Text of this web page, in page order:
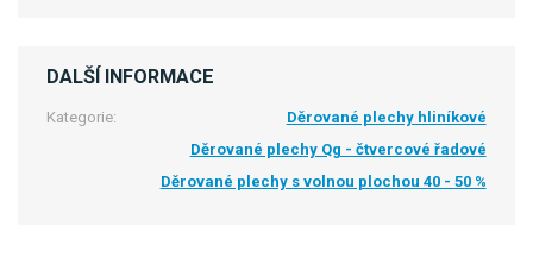
DALŠÍ INFORMACE
Kategorie:
Děrované plechy hliníkové
Děrované plechy Qg - čtvercové řadové
Děrované plechy s volnou plochou 40 - 50 %